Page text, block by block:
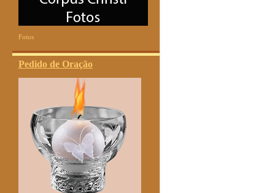
Fotos
Pedido de Oração